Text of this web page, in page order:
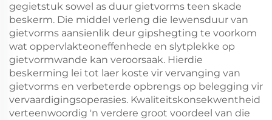
gegietstuk sowel as duur gietvorms teen skade
beskerm. Die middel verleng die lewensduur van
gietvorms aansienlik deur gipshegting te voorkom
wat oppervlakteoneffenhede en slytplekke op
gietvormwande kan veroorsaak. Hierdie
beskerming lei tot laer koste vir vervanging van
gietvorms en verbeterde opbrengs op belegging vir
vervaardigingsoperasies. Kwaliteitskonsekwentheid
verteenwoordig 'n verdere groot voordeel van die